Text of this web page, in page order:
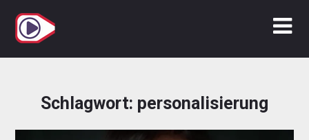
Inhalt
springen
Schlagwort: personalisierung